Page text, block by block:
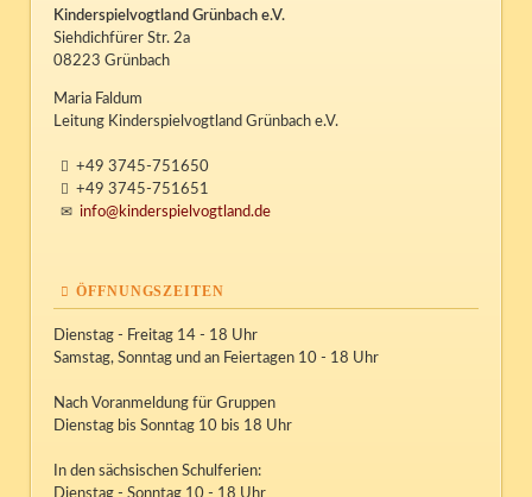
Kinderspielvogtland Grünbach e.V.
Siehdichfürer Str. 2a
08223 Grünbach
Maria Faldum
Leitung Kinderspielvogtland Grünbach e.V.
+49 3745-751650
+49 3745-751651
info@kinderspielvogtland.de
ÖFFNUNGSZEITEN
Dienstag - Freitag 14 - 18 Uhr
Samstag, Sonntag und an Feiertagen 10 - 18 Uhr
Nach Voranmeldung für Gruppen
Dienstag bis Sonntag 10 bis 18 Uhr
In den sächsischen Schulferien:
Dienstag - Sonntag 10 - 18 Uhr